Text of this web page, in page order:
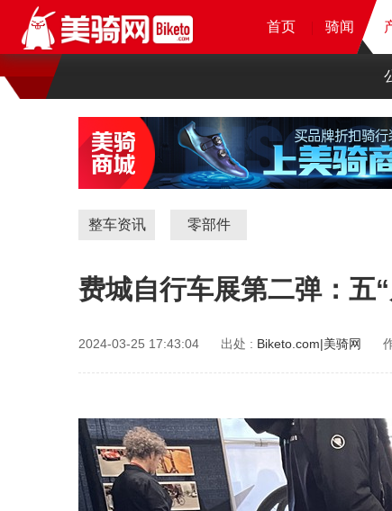
首页
首页 骑闻
首页 骑闻
首页 骑闻
整车资讯 零部件
费城自行车展第二弹：五
2024-03-25 17:43:04 出处 : Biketo.com|美骑网